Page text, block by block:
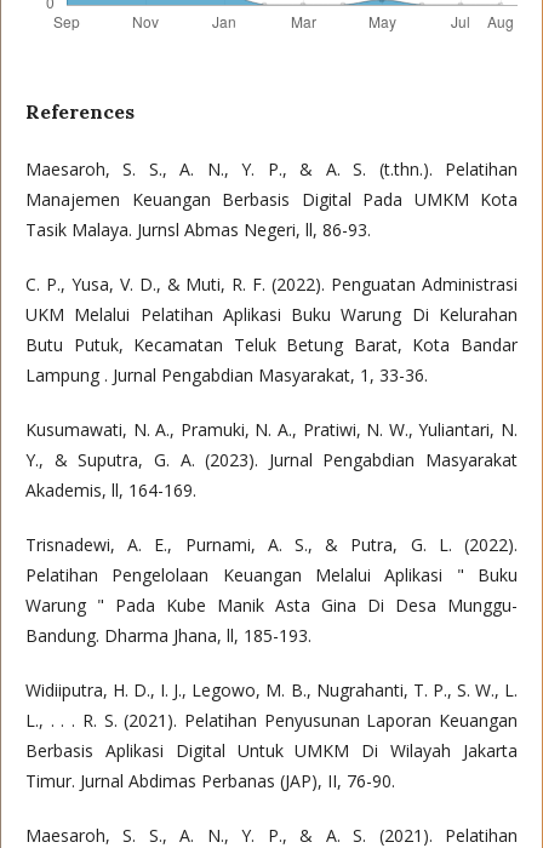
References
Maesaroh, S. S., A. N., Y. P., & A. S. (t.thn.). Pelatihan
Manajemen Keuangan Berbasis Digital Pada UMKM Kota
Tasik Malaya. Jurnsl Abmas Negeri, ll, 86-93.
C. P., Yusa, V. D., & Muti, R. F. (2022). Penguatan Administrasi
UKM Melalui Pelatihan Aplikasi Buku Warung Di Kelurahan
Butu Putuk, Kecamatan Teluk Betung Barat, Kota Bandar
Lampung . Jurnal Pengabdian Masyarakat, 1, 33-36.
Kusumawati, N. A., Pramuki, N. A., Pratiwi, N. W., Yuliantari, N.
Y., & Suputra, G. A. (2023). Jurnal Pengabdian Masyarakat
Akademis, ll, 164-169.
Trisnadewi, A. E., Purnami, A. S., & Putra, G. L. (2022).
Pelatihan Pengelolaan Keuangan Melalui Aplikasi " Buku
Warung " Pada Kube Manik Asta Gina Di Desa Munggu-
Bandung. Dharma Jhana, ll, 185-193.
Widiiputra, H. D., I. J., Legowo, M. B., Nugrahanti, T. P., S. W., L.
L., . . . R. S. (2021). Pelatihan Penyusunan Laporan Keuangan
Berbasis Aplikasi Digital Untuk UMKM Di Wilayah Jakarta
Timur. Jurnal Abdimas Perbanas (JAP), II, 76-90.
Maesaroh, S. S., A. N., Y. P., & A. S. (2021). Pelatihan